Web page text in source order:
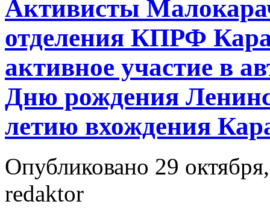
Активисты
отделения КПРФ
активное участие в
Дню рождения
летию вхождения
Опубликовано 29
redaktor